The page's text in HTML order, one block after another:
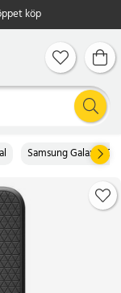
köp
Samsung Galaxy S26